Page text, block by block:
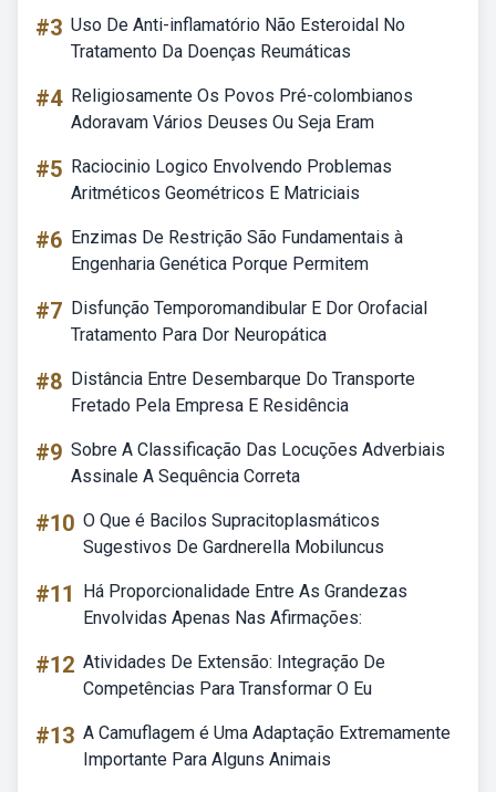
#3 Uso De Anti-inflamatório Não Esteroidal No
Tratamento Da Doenças Reumáticas
#4 Religiosamente Os Povos Pré-colombianos
Adoravam Vários Deuses Ou Seja Eram
#5 Raciocinio Logico Envolvendo Problemas
Aritméticos Geométricos E Matriciais
#6 Enzimas De Restrição São Fundamentais à
Engenharia Genética Porque Permitem
#7 Disfunção Temporomandibular E Dor Orofacial
Tratamento Para Dor Neuropática
#8 Distância Entre Desembarque Do Transporte
Fretado Pela Empresa E Residência
#9 Sobre A Classificação Das Locuções Adverbiais
Assinale A Sequência Correta
#10 O Que é Bacilos Supracitoplasmáticos
Sugestivos De Gardnerella Mobiluncus
#11
Há Proporcionalidade Entre As Grandezas
Envolvidas Apenas Nas Afirmações:
#12 Atividades De Extensão: Integração De
Competências Para Transformar O Eu
#13 A Camuflagem é Uma Adaptação Extremamente
Importante Para Alguns Animais